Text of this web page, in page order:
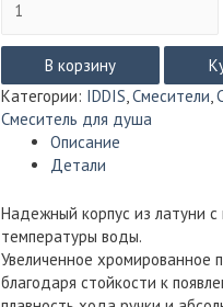
товара
Смеситель
КОПТЕР
(Copter)
COPSBL2i10
В корзину
Категории: IDDIS,Смесители,
Смеситель для душа
Описание
Детали
Надежный корпус из латуни
температуры воды.
Увеличенное хромированное
благодаря стойкости к